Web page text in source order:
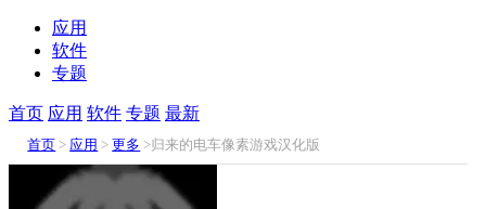
应用
软件
专题
首页 应用 软件 专题 最新
首页 > 应用 >更多 >归来的电车像素游戏汉化版